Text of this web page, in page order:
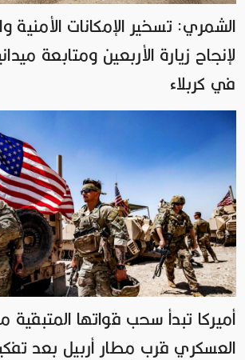
الشمري: تسخير الإمكانات الأمنية
لإنجاح زيارة الأربعين ومتابعة
في كربلاء
أميركا تبدأ سحب قواتها المتبقية
العسكري قرب مطار أربيل بعد